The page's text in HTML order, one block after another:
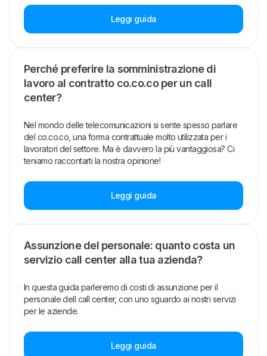
Leggi guida
Perché preferire la somministrazione di
lavoro al contratto co.co.co per un call
center?
Nel mondo delle telecomunicazioni si sente spesso parlare
del co.co.co, una forma contrattuale molto utilizzata per i
lavoratori del settore. Ma è davvero la più vantaggiosa? Ci
teniamo raccontarti la nostra opinione!
Leggi guida
Assunzione del personale: quanto costa un
servizio call center alla tua azienda?
In questa guida parleremo di costi di assunzione per il
personale dell call center, con uno sguardo ai nostri servizi
per le aziende.
Leggi guida